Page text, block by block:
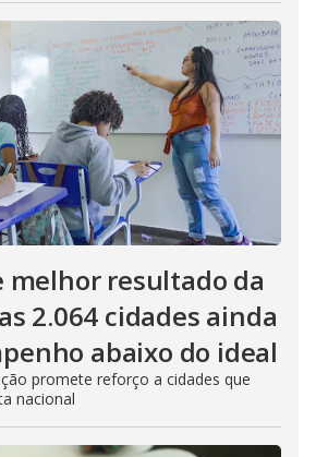
melhor resultado da
2.064 cidades ainda
abaixo do ideal
promete reforço a cidades que
nacional